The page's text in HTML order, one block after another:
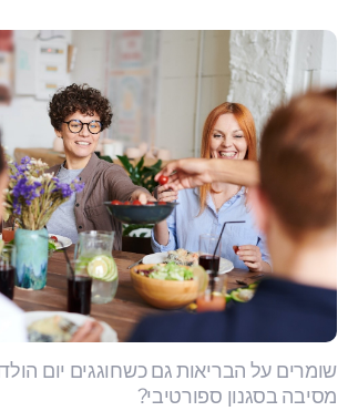
שומרים על הבריאות גם כשחוגגים יום
מסיבה בסגנון ספורטיבי?